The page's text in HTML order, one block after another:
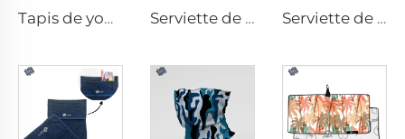
Tapis de yoga avec serviette Serviette de sport en microfibres Serviette de plage en coton